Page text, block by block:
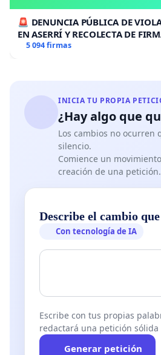
🚨 DENUNCIA PÚBLICA DE
EN ASERRÍ Y RECOLECTA DE
5 094 firmas
INICIA TU PROPIA
¿Hay algo que
Los cambios no ocurren
silencio.
Comience un
creación de una petición.
Describe el cambio
Con tecnología de IA
Escribe con tus propias
redactará una petición sólida
Generar petición